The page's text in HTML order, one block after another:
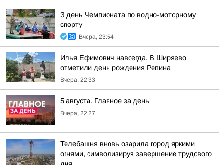
З день Чемпионата по водно-моторному
спорту
Вчера, 23:54
Илья Ефимович навсегда. В Ширяево
отметили день рождения Репина
Вчера, 22:33
5 августа. Главное за день
Вчера, 22:27
Телебашня вновь озарила город яркими
огнями, символизируя завершение трудового